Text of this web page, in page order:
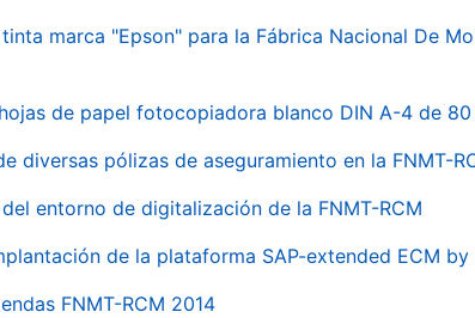
marca "Epson" para la Fábrica Nacional De
de papel fotocopiadora blanco DIN A-4 de 80
diversas pólizas de aseguramiento en la FNMT-
entorno de digitalización de la FNMT-RCM
de la plataforma SAP-extended ECM by
FNMT-RCM 2014